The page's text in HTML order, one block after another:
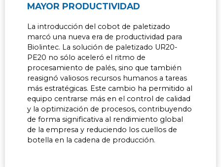
MAYOR PRODUCTIVIDAD
La introducción del cobot de paletizado
marcó una nueva era de productividad para
Biolintec. La solución de paletizado UR20-
PE20 no sólo aceleró el ritmo de
procesamiento de palés, sino que también
reasignó valiosos recursos humanos a tareas
más estratégicas. Este cambio ha permitido al
equipo centrarse más en el control de calidad
y la optimización de procesos, contribuyendo
de forma significativa al rendimiento global
de la empresa y reduciendo los cuellos de
botella en la cadena de producción.